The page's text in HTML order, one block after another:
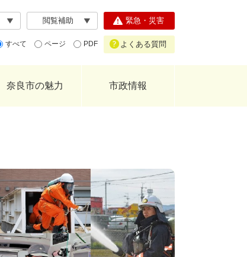
閲覧補助
すべて ページ PDF
緊急・災害
よくある質問
奈良市の魅力 市政情報